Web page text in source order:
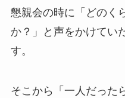
懇親会の時に「どのく
か？」と声をかけてい
す。
そこから「一人だった